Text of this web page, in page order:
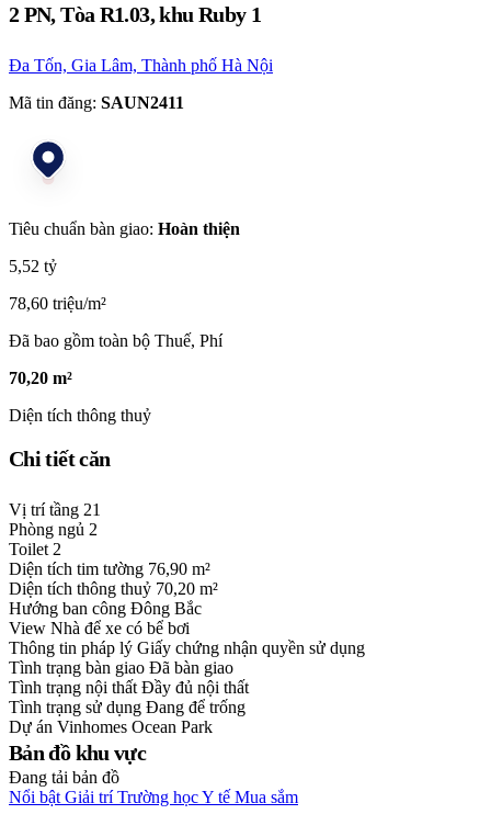
2 PN, Tòa R1.03, khu Ruby 1
Đa Tốn, Gia Lâm, Thành phố Hà Nội
Mã tin đăng: SAUN2411
Tiêu chuẩn bàn giao: Hoàn thiện
5,52 tỷ
78,60 triệu/m²
Đã bao gồm toàn bộ Thuế, Phí
70,20 m²
Diện tích thông thuỷ
Chi tiết căn
Vị trí tầng 21
Phòng ngủ 2
Toilet 2
Diện tích tim tường 76,90 m²
Diện tích thông thuỷ 70,20 m²
Hướng ban công Đông Bắc
View Nhà để xe có bể bơi
Thông tin pháp lý Giấy chứng nhận quyền sử dụng
Tình trạng bàn giao Đã bàn giao
Tình trạng nội thất Đầy đủ nội thất
Tình trạng sử dụng Đang để trống
Dự án Vinhomes Ocean Park
Bản đồ khu vực
Đang tải bản đồ
Nổi bật Giải trí Trường họcY tế Mua sắm